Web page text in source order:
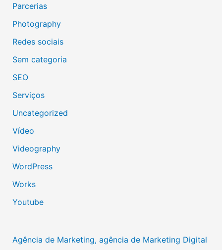
Parcerias
Photography
Redes sociais
Sem categoria
SEO
Serviços
Uncategorized
Vídeo
Videography
WordPress
Works
Youtube
Agência de Marketing, agência de Marketing Digital